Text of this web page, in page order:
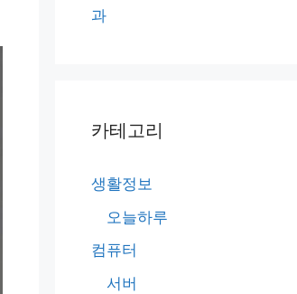
과
카테고리
생활정보
오늘하루
컴퓨터
서버